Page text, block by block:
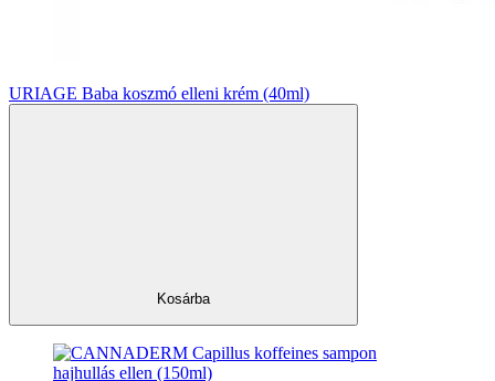
URIAGE Baba koszmó elleni krém (40ml)
Kosárba